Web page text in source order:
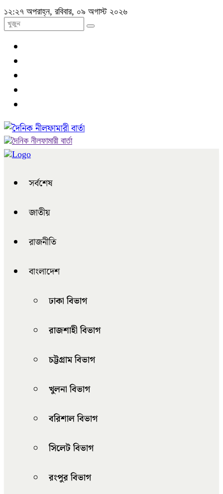
১২:২৭ অপরাহ্ন, রবিবার, ০৯ অগাস্ট ২০২৬
সর্বশেষ
জাতীয়
রাজনীতি
বাংলাদেশ
ঢাকা বিভাগ
রাজশাহী বিভাগ
চট্টগ্রাম বিভাগ
খুলনা বিভাগ
বরিশাল বিভাগ
সিলেট বিভাগ
রংপুর বিভাগ